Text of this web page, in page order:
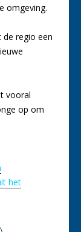
omgeving.
de regio een
vooral
op om
het